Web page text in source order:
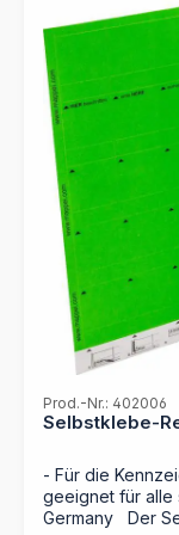
Bedürfnissen
Farben und
Sie jedes
mühsames
sparen
auf die
Sie Ihre
Produkt. -
mm x 55 mm -
Einfach an
anzubringen -
Auffinden der
übersichtliche
Bildung von
Organisationen
Prod.-Nr.: 402006
Selbstklebe-
- Für die
geeignet für alle
Germany Der